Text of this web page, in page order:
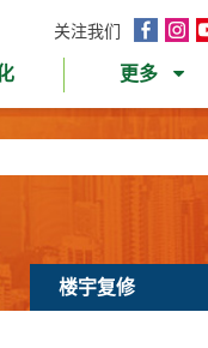
关注我们
面
更多
楼宇复修